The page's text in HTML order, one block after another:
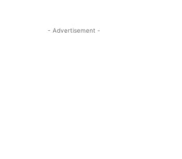
- Advertisement -